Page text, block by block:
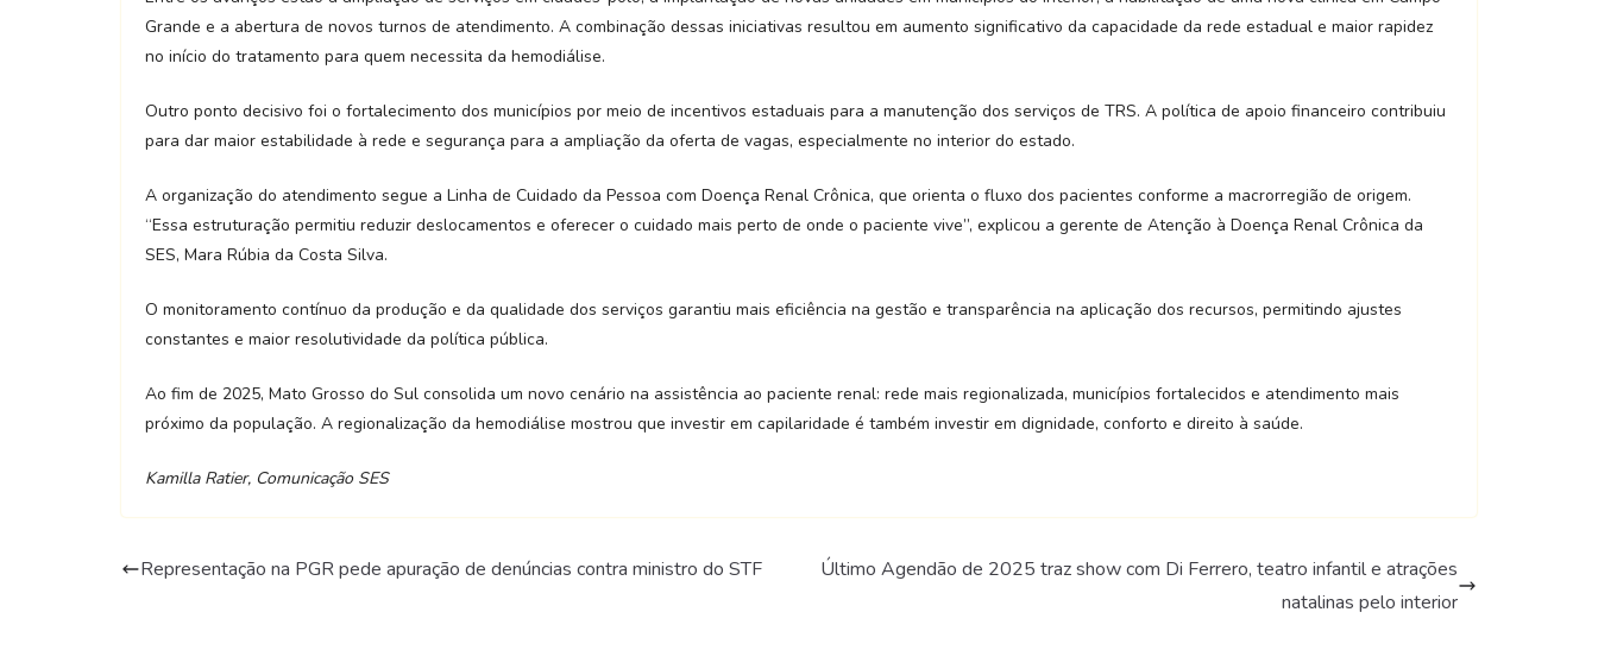
Grande e a abertura de novos turnos de atendimento. A combinação dessas iniciativas resultou em aumento significativo da capacidade da rede estadual e maior rapidez
no início do tratamento para quem necessita da hemodiálise.
Outro ponto decisivo foi o fortalecimento dos municípios por meio de incentivos estaduais para a manutenção dos serviços de TRS. A política de apoio financeiro contribuiu
para dar maior estabilidade à rede e segurança para a ampliação da oferta de vagas, especialmente no interior do estado.
A organização do atendimento segue a Linha de Cuidado da Pessoa com Doença Renal Crônica, que orienta o fluxo dos pacientes conforme a macrorregião de origem.
“Essa estruturação permitiu reduzir deslocamentos e oferecer o cuidado mais perto de onde o paciente vive”, explicou a gerente de Atenção à Doença Renal Crônica da
SES, Mara Rúbia da Costa Silva.
O monitoramento contínuo da produção e da qualidade dos serviços garantiu mais eficiência na gestão e transparência na aplicação dos recursos, permitindo ajustes
constantes e maior resolutividade da política pública.
Ao fim de 2025, Mato Grosso do Sul consolida um novo cenário na assistência ao paciente renal: rede mais regionalizada, municípios fortalecidos e atendimento mais
próximo da população. A regionalização da hemodiálise mostrou que investir em capilaridade é também investir em dignidade, conforto e direito à saúde.
Kamilla Ratier, Comunicação SES
Representação na PGR pede apuração de denúncias contra ministro do STF
Último Agendão de 2025 traz show com Di Ferrero, teatro infantil e atrações
natalinas pelo interior